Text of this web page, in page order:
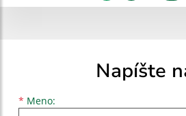
Napíšte
* Meno:
Meno
Priezvisko
E-mailová adresa